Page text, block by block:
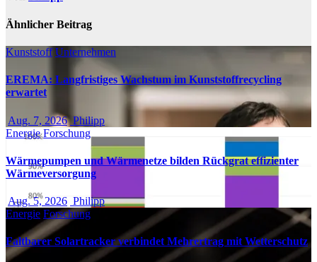
Ähnlicher Beitrag
Kunststoff Unternehmen
EREMA: Langfristiges Wachstum im Kunststoffrecycling
erwartet
Aug. 7, 2026 Philipp
Energie Forschung
Wärmepumpen und Wärmenetze bilden Rückgrat effizienter
Wärmeversorgung
Aug. 5, 2026 Philipp
Energie Forschung
Faltbarer Solartracker verbindet Mehrertrag mit Wetterschutz